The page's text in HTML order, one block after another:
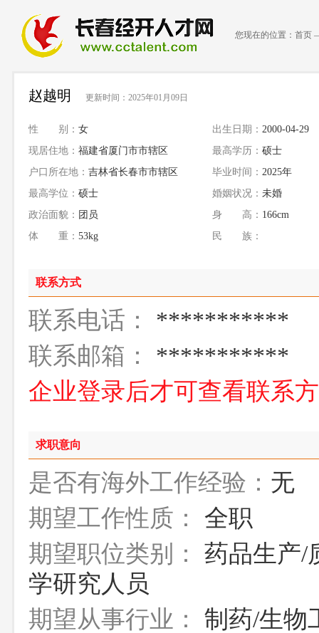
您现在的位置： 首页
赵越明 更新时间：2025年01月09日
性 别： 女 出生日期： 2000-04-29
现居住地： 福建省厦门市市辖区 最高学历： 硕士
户口所在地： 吉林省长春市市辖区 毕业时间： 2025年
最高学位： 硕士 婚姻状况： 未婚
政治面貌： 团员 身 高： 166cm
体 重： 53kg 民 族：
联系方式
联系电话：
***********
联系邮箱：
***********
企业登录后才可查看联
求职意向
是否有海外工作经验： 无
期望工作性质：
全职
期望职位类别：
药品生产/
学研究人员
期望从事行业：
制药/生物